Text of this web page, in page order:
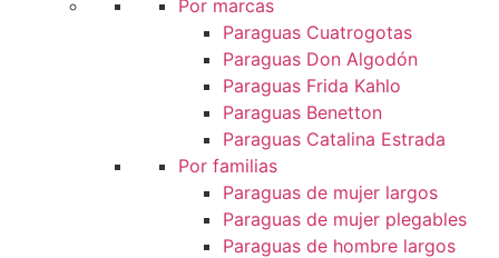
Por marcas
Paraguas Cuatrogotas
Paraguas Don Algodón
Paraguas Frida Kahlo
Paraguas Benetton
Paraguas Catalina Estrada
Por familias
Paraguas de mujer largos
Paraguas de mujer plegables
Paraguas de hombre largos